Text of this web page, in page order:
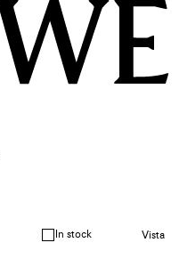
In stock Vista